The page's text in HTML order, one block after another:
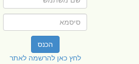
הכנס
לחץ כאן להרשמה לאתר